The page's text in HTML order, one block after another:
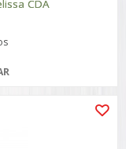
CDA